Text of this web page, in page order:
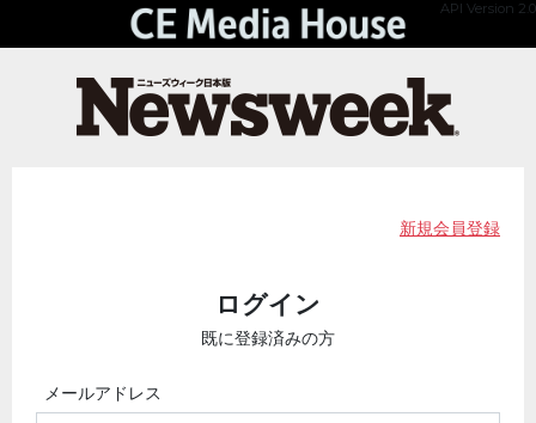
API Version 2.0
新規会員登録
ログイン
既に登録済みの方
メールアドレス